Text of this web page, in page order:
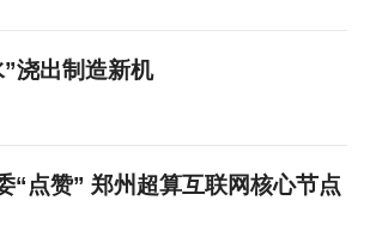
浇出制造新机
“点赞” 郑州超算互联网核心节点